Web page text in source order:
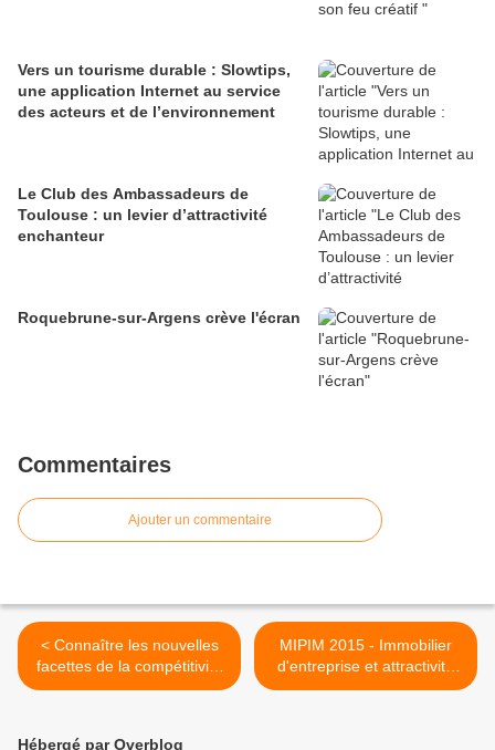
Vers un tourisme durable : Slowtips,
une application Internet au service
des acteurs et de l’environnement
Le Club des Ambassadeurs de
Toulouse : un levier d’attractivité
enchanteur
Roquebrune-sur-Argens crève l'écran
Commentaires
Ajouter un commentaire
< Connaître les nouvelles
facettes de la compétitivité
territoriale 2.0
MIPIM 2015 - Immobilier
d'entreprise et attractivité
territoriale >
Hébergé par Overblog